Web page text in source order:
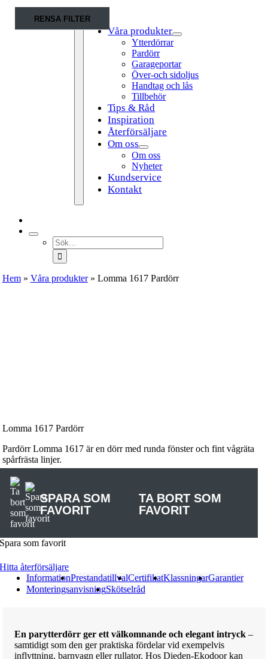
Fortsätt
innehållet
Navigation
Våra produkter
Ytterdörrar
Pardörr
Garageportar
Över-och sidoljus
Handtag och lås
Tillbehör
Tips & Råd
Inspiration
Återförsäljare
Om oss
Om oss
Nyheter
Kundservice
Kontakt
Sök
efter:
Hem» Våra produkter» Lomma 1617 Pardörr
Lomma 1617 Pardörr
Pardörr Lomma 1617 är en dörr med runda fönster och fint vågräta
spårfrästa linjer.
SPARA SOM
FAVORIT
TA BORT SOM
FAVORIT
Spara som favorit
Hitta återförsäljare
InformationPrestandatillvalCertifikatKlassningarGarantier
MonteringsanvisningSkötselråd
En parytterdörr ger ett välkomnande och elegant intryck–
samtidigt som den ger praktiska fördelar vid exempelvis
inflyttning, barnvagn eller rullator. Hos Dieden-Ekodoor kan
RENSA FILTER